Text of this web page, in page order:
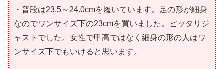
・普段は23.5～24.0cmを履いています。足の形が細身
なのでワンサイズ下の23cmを買いました。ピッタリジ
ャストでした。女性で甲高ではなく細身の形の人はワ
ンサイズ下でもいけると思います。